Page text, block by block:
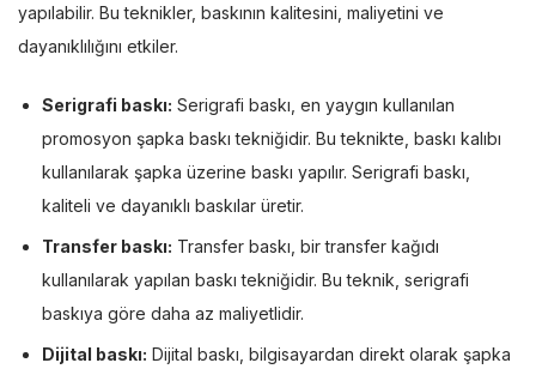
yapılabilir. Bu teknikler, baskının kalitesini, maliyetini ve
dayanıklılığını etkiler.
Serigrafi baskı: Serigrafi baskı, en yaygın kullanılan
promosyon şapka baskı tekniğidir. Bu teknikte, baskı kalıbı
kullanılarak şapka üzerine baskı yapılır. Serigrafi baskı,
kaliteli ve dayanıklı baskılar üretir.
Transfer baskı: Transfer baskı, bir transfer kağıdı
kullanılarak yapılan baskı tekniğidir. Bu teknik, serigrafi
baskıya göre daha az maliyetlidir.
Dijital baskı: Dijital baskı, bilgisayardan direkt olarak şapka